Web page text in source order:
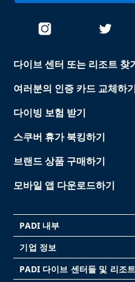
다이브 센터 또는 리조트 찾
여러분의 인증 카드 교체하
다이빙 보험 받기
스쿠버 휴가 북킹하기
브랜드 상품 구매하기
모바일 앱 다운로드하기
PADI 내부
기업 정보
PADI 다이브 센터들 및 리조